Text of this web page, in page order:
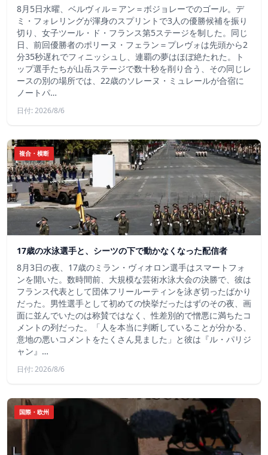
8月5日水曜、ベルヴィル＝アン＝ボジョレーでのゴール。デ
ミ・フォレリングが渾身のスプリントで3人の優勝候補を振り
切り、女子ツール・ド・フランス第5ステージを制した。同じ
日、前回優勝者のポリーヌ・フェラン＝プレヴォは先頭から2
分35秒遅れでフィニッシュし、連覇の夢はほぼ絶たれた。ト
ップ選手たちが山岳ステージで数十秒を削り合う、その同じレ
ースの別の場所では、22歳のソレーヌ・ミュレールが合宿に
ノートパ…
日付: 2026/8/6
複合・横断
17歳の水泳選手と、シーツの下で動かなくなった配信者
8月3日の夜、17歳のミラン・ヴィオロン選手はスマートフォ
ンを開いた。数時間前、大規模な芸術水泳大会の決勝で、彼は
フランス代表として団体フリールーティンを泳ぎ切ったばかり
だった。男性選手として初めての快挙だったはずのその夜、画
面に並んでいたのは称賛ではなく、性差別的で憎悪に満ちたコ
メントの列だった。「人を本当に判断していることが分かる、
意地の悪いコメントをたくさん見ました」と彼は『ル・パリジ
ャン』…
日付: 2026/8/6
国際・欧州